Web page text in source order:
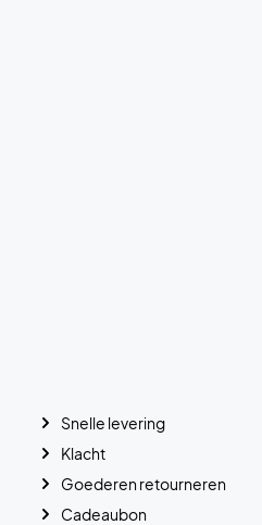
Snelle levering
Klacht
Goederen retourneren
Cadeaubon